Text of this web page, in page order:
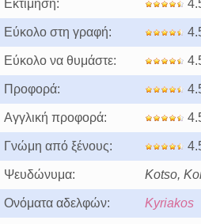
Εκτίμηση:
Εύκολο στη γραφή:
Εύκολο να θυμάστε:
Προφορά:
Αγγλική προφορά:
Γνώμη από ξένους:
Ψευδώνυμα: Kotso,
Ονόματα αδελφών: Kyriakos